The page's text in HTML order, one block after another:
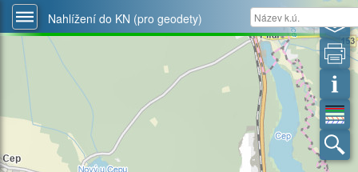
Nahlížení do KN (pro geodety)